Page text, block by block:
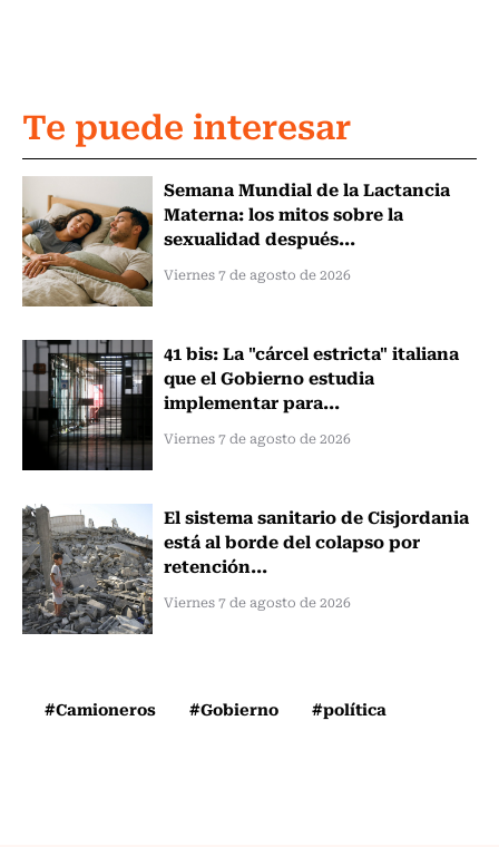
Te puede interesar
Semana Mundial de la Lactancia
Materna: los mitos sobre la
sexualidad después...
Viernes 7 de agosto de 2026
41 bis: La "cárcel estricta" italiana
que el Gobierno estudia
implementar para...
Viernes 7 de agosto de 2026
El sistema sanitario de Cisjordania
está al borde del colapso por
retención...
Viernes 7 de agosto de 2026
#Camioneros #Gobierno #política